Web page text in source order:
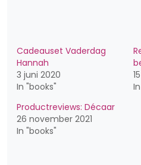
Cadeauset Vaderdag
Hannah
3 juni 2020
In "books"
Productreviews: Décaar
26 november 2021
In "books"